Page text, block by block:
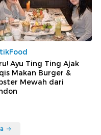
Ayu Ting Ting Ajak
Makan Burger &
Mewah dari